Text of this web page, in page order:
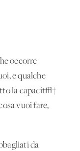
occorre
e qualche
la capacit√†
vuoi fare,
da